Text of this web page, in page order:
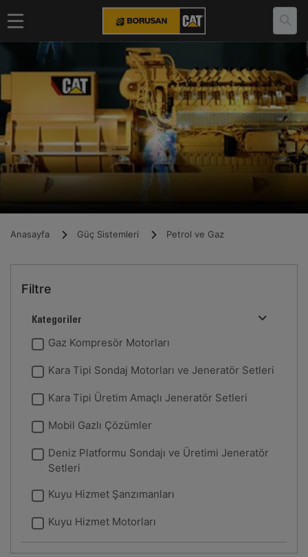
Anasayfa Güç Sistemleri Petrol ve Gaz
Filtre
Kategoriler
Gaz Kompresör Motorları
Kara Tipi Sondaj Motorları ve Jeneratör Setleri
Kara Tipi Üretim Amaçlı Jeneratör Setleri
Mobil Gazlı Çözümler
Deniz Platformu Sondajı ve Üretimi Jeneratör
Setleri
Kuyu Hizmet Şanzımanları
Kuyu Hizmet Motorları